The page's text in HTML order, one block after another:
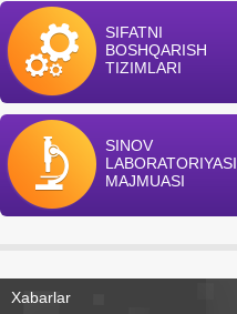
SIFATNI
BOSHQARISH
TIZIMLARI
SINOV
LABORATORIYASI
MAJMUASI
Xabarlar